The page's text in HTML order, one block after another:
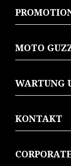
MOTO
WARTUNG
KONTAKT